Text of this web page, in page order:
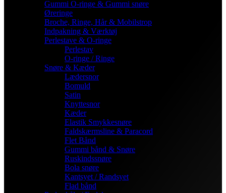
Gummi O-ringe & Gummi snøre
Øreringe
Broche, Ringe, Hår & Mobilstrop
Indpakning & Værktøj
Perlestave & O-ringe
Perlestav
O-ringe / Ringe
Snøre & Kæder
Lædersnor
Bomuld
Satin
Knyttesnor
Kæder
Elastik Smykkesnøre
Faldskærmsline & Paracord
Flet Bånd
Gummi bånd & Snøre
Ruskindssnøre
Bola snøre
Kantsyet / Randsyet
Flad bånd